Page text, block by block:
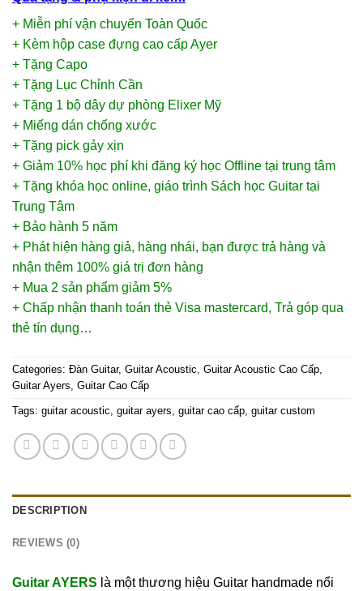
+ Miễn phí vận chuyển Toàn Quốc
+ Kèm hộp case đựng cao cấp Ayer
+ Tặng Capo
+ Tặng Lục Chỉnh Cần
+ Tặng 1 bộ dây dự phòng Elixer Mỹ
+ Miếng dán chống xước
+ Tặng pick gảy xịn
+ Giảm 10% học phí khi đăng ký học Offline tại trung tâm
+ Tặng khóa học online, giáo trình Sách học Guitar tại
Trung Tâm
+ Bảo hành 5 năm
+ Phát hiện hàng giả, hàng nhái, bạn được trả hàng và
nhận thêm 100% giá trị đơn hàng
+ Mua 2 sản phẩm giảm 5%
+ Chấp nhận thanh toán thẻ Visa mastercard, Trả góp qua
thẻ tín dụng…
Categories: Đàn Guitar, Guitar Acoustic Guitar Acoustic Cao Cấp
Guitar Ayers Guitar Cao Cấp
Tags: guitar acoustic guitar ayers guitar cao cấp guitar custom
DESCRIPTION
REVIEWS (0)
Guitar AYERS là một thương hiệu Guitar handmade nổi